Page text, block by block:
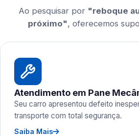
Ao pesquisar por "reboque
próximo", oferecemos
Atendimento em Pane
Seu carro apresentou defeito
transporte com total segurança.
Saiba Mais